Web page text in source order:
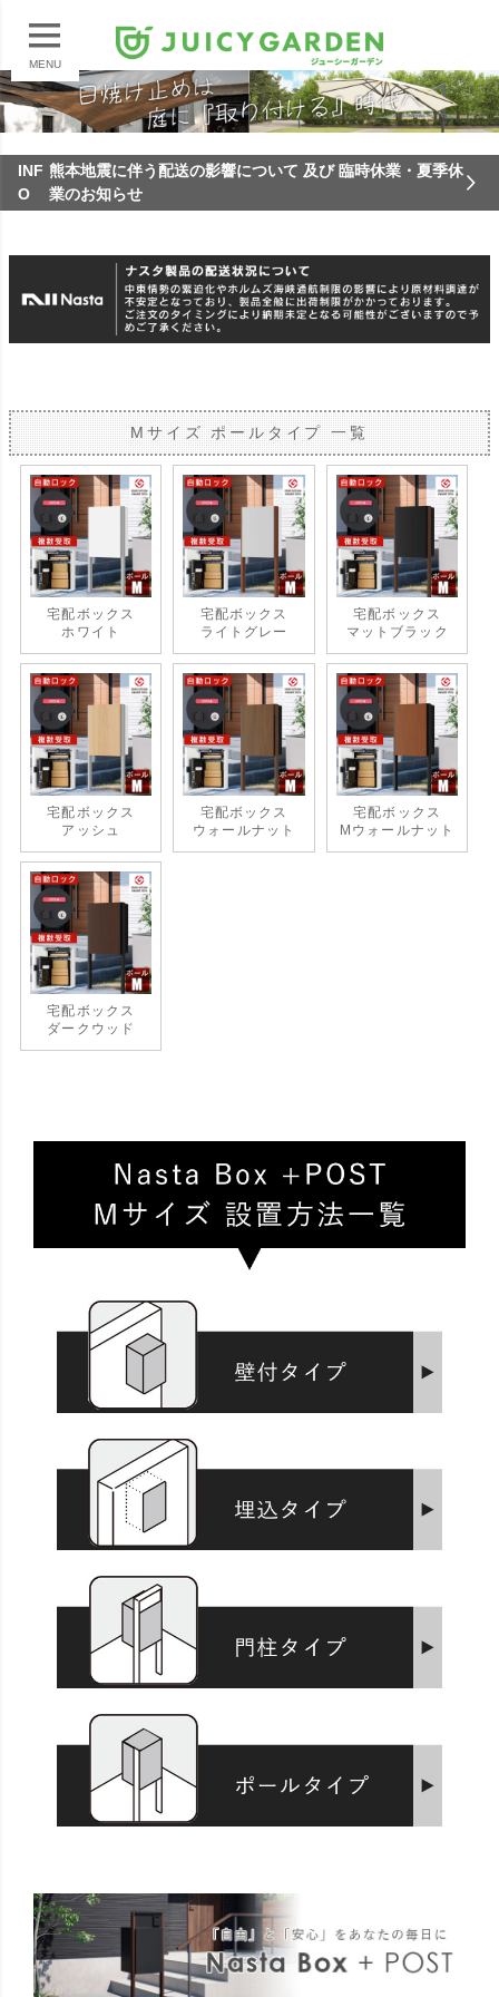
MENU
INF
O
熊本地震に伴う配送の影響について 及び 臨時休業・夏季休
業のお知らせ
Mサイズ ポールタイプ 一覧
宅配ボックス
ホワイト
宅配ボックス
ライトグレー
宅配ボックス
マットブラック
宅配ボックス
アッシュ
宅配ボックス
ウォールナット
宅配ボックス
Mウォールナット
宅配ボックス
ダークウッド